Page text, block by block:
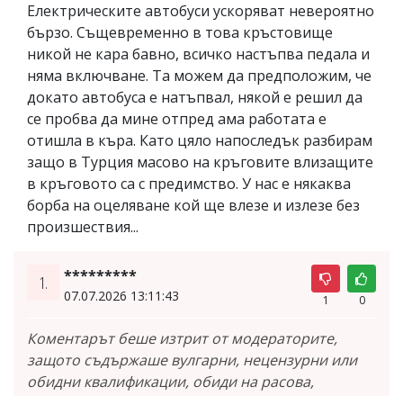
Електрическите автобуси ускоряват невероятно
бързо. Същевременно в това кръстовище
никой не кара бавно, всичко настъпва педала и
няма включване. Та можем да предположим, че
докато автобуса е натъпвал, някой е решил да
се пробва да мине отпред ама работата е
отишла в къра. Като цяло напоследък разбирам
защо в Турция масово на кръговите влизащите
в кръговото са с предимство. У нас е някаква
борба на оцеляване кой ще влезе и излезе без
произшествия...
1. *********
07.07.2026 13:11:43 1 0
Коментарът беше изтрит от модераторите,
защото съдържаше вулгарни, нецензурни или
обидни квалификации, обиди на расова,